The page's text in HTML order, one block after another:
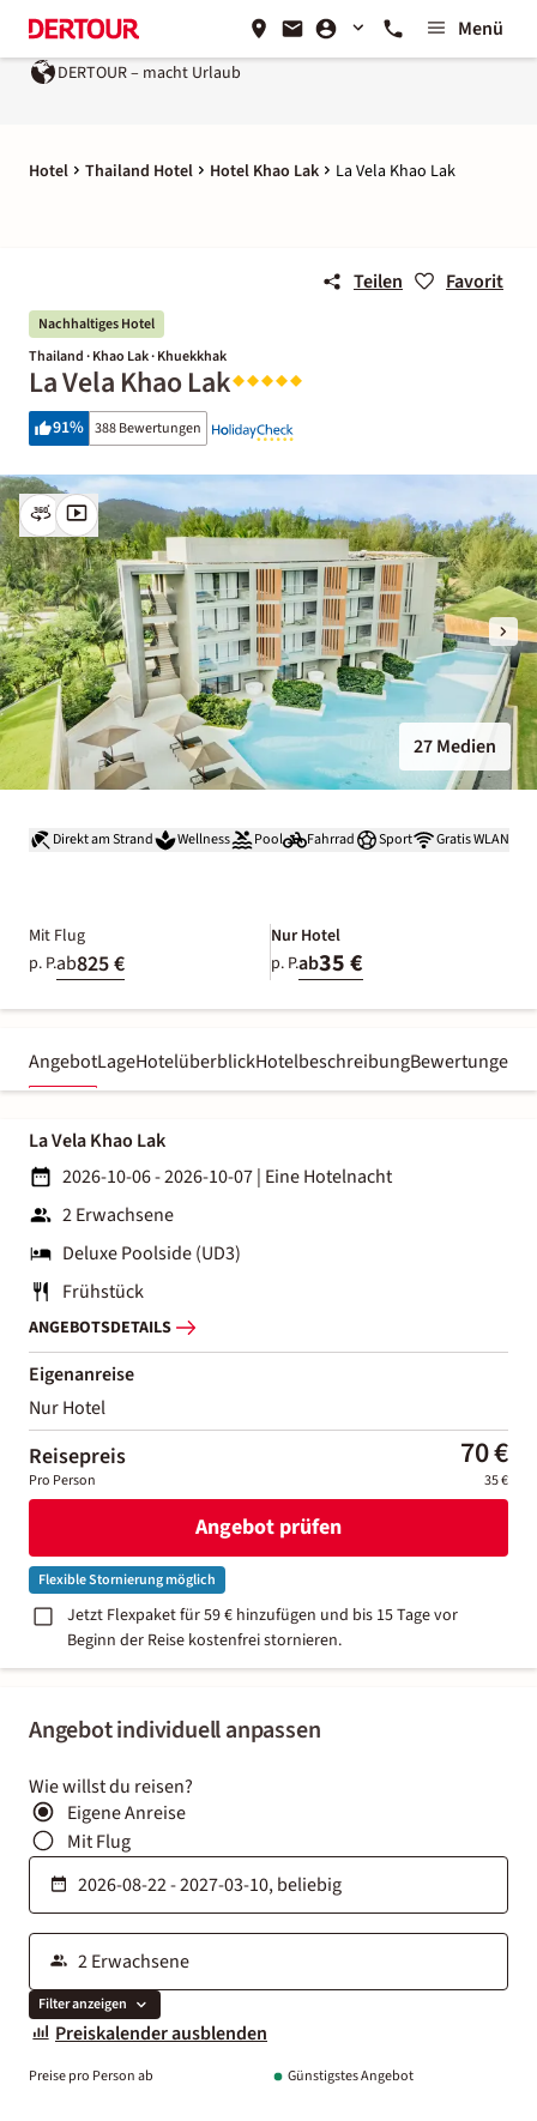
Menü
DERTOUR – macht Urlaub
Hotel Thailand Hotel Hotel Khao Lak La Vela Khao Lak
Teilen Favorit
Nachhaltiges Hotel
Thailand · Khao Lak · Khuekkhak
La Vela Khao Lak
91% 388 Bewertungen
27 Medien
Direkt am Strand Wellness Pool Fahrrad Sport Gratis WLAN
Mit Flug
p. P.ab825 €
Nur Hotel
p. P.ab35 €
AngebotLageHotelüberblickHotelbeschreibungBewertungen
Angebot individuell anpassen
Wie willst du reisen?
Eigene Anreise
Mit Flug
Filter anzeigen
Preiskalender ausblenden
Preise pro Person ab Günstigstes Angebot
La Vela Khao Lak
2026-10-06 - 2026-10-07| Eine Hotelnacht
2 Erwachsene
Deluxe Poolside (UD3)
Frühstück
ANGEBOTSDETAILS
Eigenanreise
Nur Hotel
Reisepreis 70 €
Pro Person 35 €
Angebot prüfen
Flexible Stornierung möglich
Jetzt Flexpaket für 59 € hinzufügen und bis 15 Tage vor
Beginn der Reise kostenfrei stornieren.